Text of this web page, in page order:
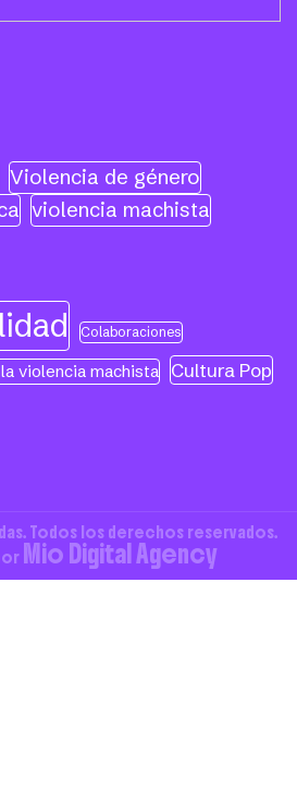
Violencia de género
violencia machista
Colaboraciones
violencia machista Cultura Pop
Todos los derechos reservados.
Mio Digital Agency